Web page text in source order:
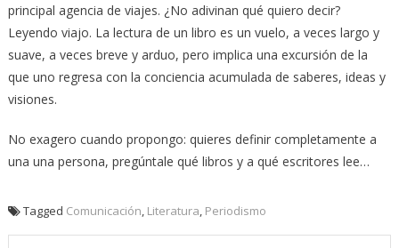
principal agencia de viajes. ¿No adivinan qué quiero decir?
Leyendo viajo. La lectura de un libro es un vuelo, a veces largo y
suave, a veces breve y arduo, pero implica una excursión de la
que uno regresa con la conciencia acumulada de saberes, ideas y
visiones.
No exagero cuando propongo: quieres definir completamente a
una una persona, pregúntale qué libros y a qué escritores lee…
Tagged Comunicación, Literatura, Periodismo